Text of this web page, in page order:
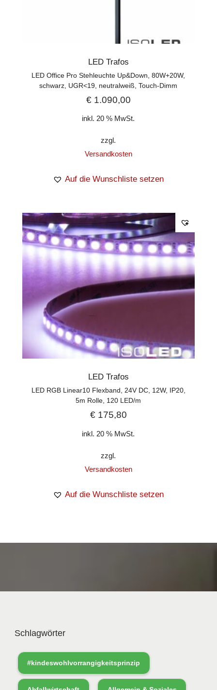
LED Trafos
LED Office Pro Stehleuchte Up&Down, 80W+20W,
schwarz, UGR<19, neutralweiß, Touch-Dimm
€1.090,00
inkl. 20 % MwSt.
zzgl.
Versandkosten
Auf die Wunschliste setzen
LED Trafos
LED RGB Linear10 Flexband, 24V DC, 12W, IP20,
5m Rolle, 120 LED/m
€175,80
inkl. 20 % MwSt.
zzgl.
Versandkosten
Auf die Wunschliste setzen
Schlagwörter
#kindeswohlvorrangigkeitsprinzip